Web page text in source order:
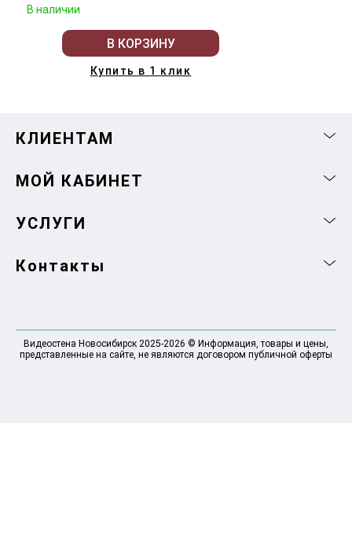
В наличии
В КОРЗИНУ
Купить в 1 клик
КЛИЕНТАМ
МОЙ КАБИНЕТ
УСЛУГИ
Контакты
Видеостена Новосибирск 2025-2026 © Информация, товары и цены,
представленные на сайте, не являются договором публичной оферты